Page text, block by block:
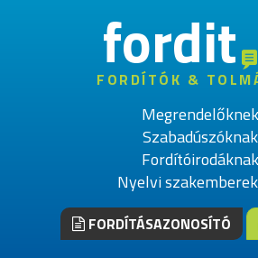
fordit
FORDÍTÓK &
Megrendelőknek
Szabadúszóknak
Fordítóirodáknak
Nyelvi
FORDÍTÁSAZONOSÍTÓ